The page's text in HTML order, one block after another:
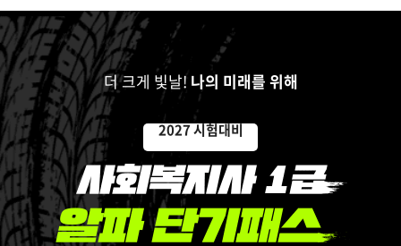
더 크게 빛날! 나의 미래를 위해
2027 시험대비